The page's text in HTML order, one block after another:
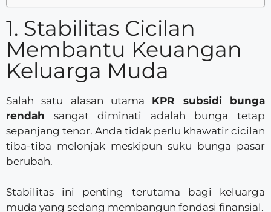
1. Stabilitas Cicilan
Membantu Keuangan
Keluarga Muda
Salah satu alasan utama KPR subsidi bunga
rendah sangat diminati adalah bunga tetap
sepanjang tenor. Anda tidak perlu khawatir cicilan
tiba-tiba melonjak meskipun suku bunga pasar
berubah.
Stabilitas ini penting terutama bagi keluarga
muda yang sedang membangun fondasi finansial.